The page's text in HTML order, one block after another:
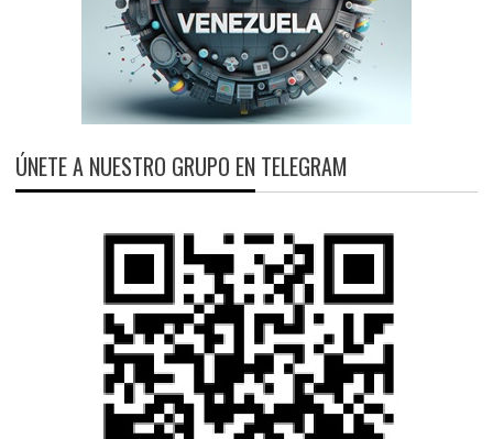
ÚNETE A NUESTRO GRUPO EN TELEGRAM